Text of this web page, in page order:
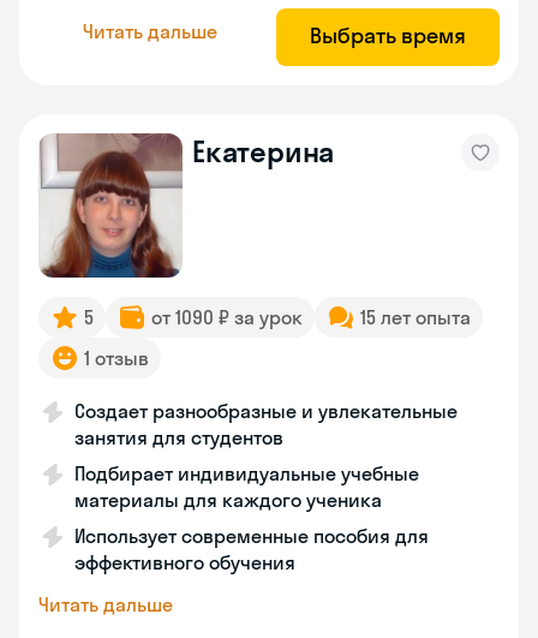
Читать дальше Выбрать время
Екатерина
5 от 1090 ₽ за урок
15 лет опыта
1 отзыв
Создает разнообразные и увлекательные
занятия для студентов
Подбирает индивидуальные учебные
материалы для каждого ученика
Использует современные пособия для
эффективного обучения
Читать дальше